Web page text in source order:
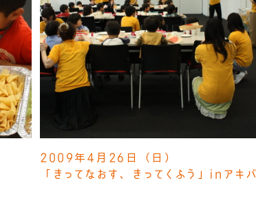
2009年4月26日（日）
「きってなおす、きってくふう」inアキバ